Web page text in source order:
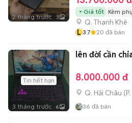
2 tháng trước 3
Giá tốt Kèm
Q. Thanh Khê
L 3.7 20 đã bán
Tin hết hạn
3 tháng trước 6
lên đời cần
8.000.000 đ
Q. Hải Châu (
36 đã bán